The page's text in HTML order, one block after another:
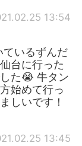
13:54
ているずんだ
台に行った
た😭 牛タン
始めて行っ
しいです！
13:45